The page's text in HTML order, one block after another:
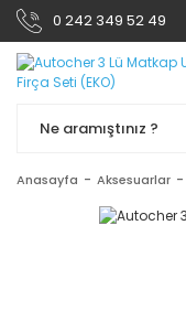
0 242 349 52 49
Anasayfa Aksesuarlar